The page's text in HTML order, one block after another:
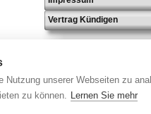
Nutzung unserer Webseiten zu
zu können. Lernen Sie mehr
Vertrag Kündigen